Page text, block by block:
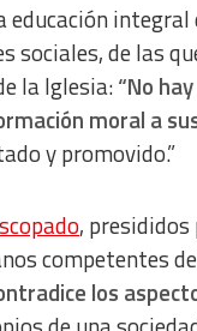
integral
sociales, de las
la Iglesia:“No
moral a
y promovido.”
,
competentes
los